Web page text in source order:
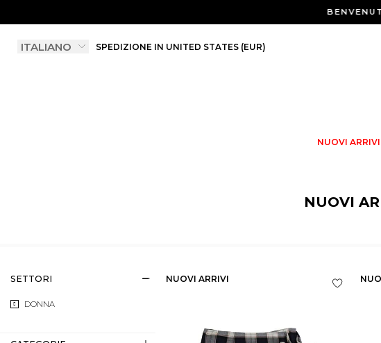
SPEDIZIONE IN UNITED STATES (EUR)
NUOVI ARRIVI
NUOVI
SETTORI
DONNA
NUOVI ARRIVI